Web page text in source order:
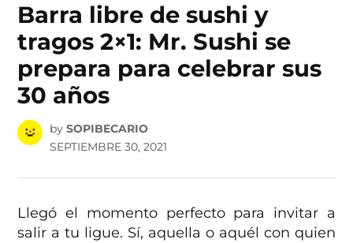
Barra libre de sushi y
tragos 2×1: Mr. Sushi se
prepara para celebrar sus
30 años
by SOPIBECARIO
SEPTIEMBRE 30, 2021
Llegó el momento perfecto para invitar a
salir a tu ligue. Sí, aquella o aquél con quien